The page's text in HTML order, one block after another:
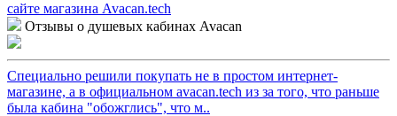
Отзывы о душевых кабинах Avacan
Специально решили покупать не в простом интернет-
магазине, а в официальном avacan.tech из за того, что раньше
была кабина "обожглись", что м..